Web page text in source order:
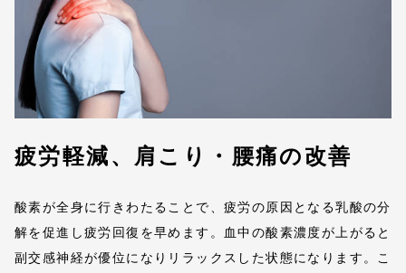
疲労軽減、肩こり・腰痛の改善
酸素が全身に行きわたることで、疲労の原因となる乳酸の分
解を促進し疲労回復を早めます。血中の酸素濃度が上がると
副交感神経が優位になりリラックスした状態になります。こ